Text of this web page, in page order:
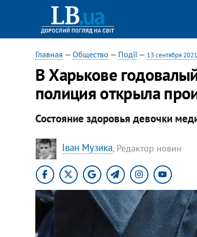
Главная — Общество — Події— 13 сентября 2021
В Харькове
полиция открыла
Состояние здоровья девочки
Іван Музика, Редактор новин